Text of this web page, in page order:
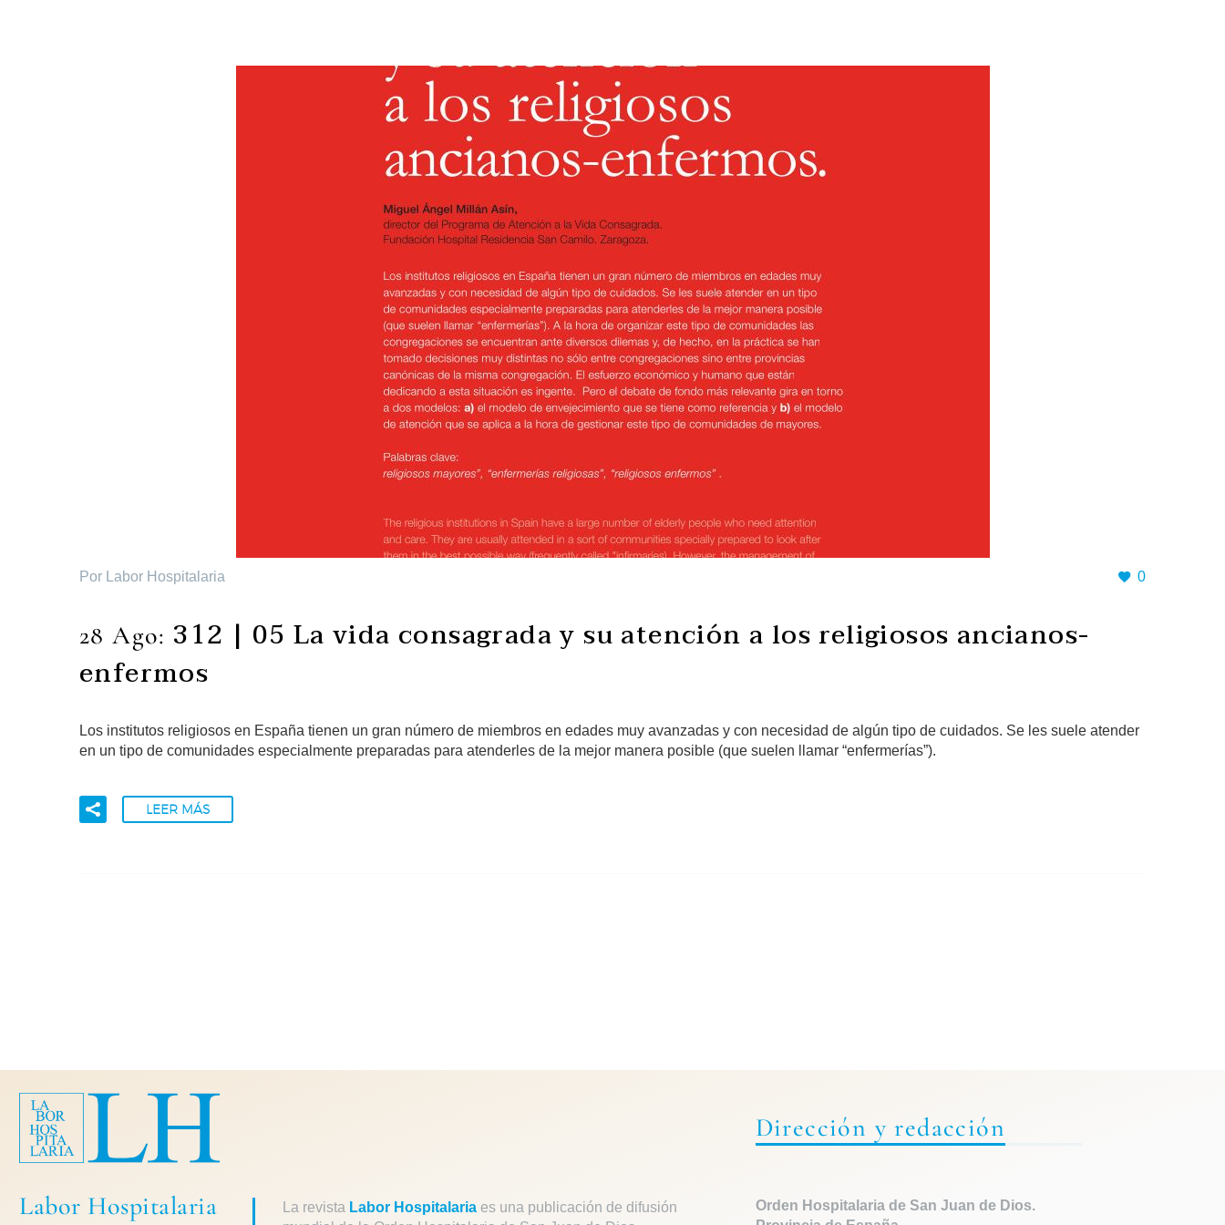
0
Por Labor Hospitalaria
28 Ago: 312 | 05 La vida consagrada y su atención a los religiosos ancianos-
enfermos
Los institutos religiosos en España tienen un gran número de miembros en edades muy avanzadas y con necesidad de algún tipo de cuidados. Se les suele atender
en un tipo de comunidades especialmente preparadas para atenderles de la mejor manera posible (que suelen llamar “enfermerías”).
LEER MÁS
Labor Hospitalaria
La revista Labor Hospitalariaes una publicación de difusión
Dirección y redacción
Orden Hospitalaria de San Juan de Dios.